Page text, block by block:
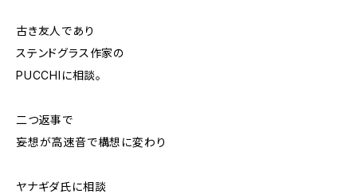
古き友人であり
ステンドグラス作家の
PUCCHIに相談。
二つ返事で
妄想が高速音で構想に変わり
ヤナギダ氏に相談